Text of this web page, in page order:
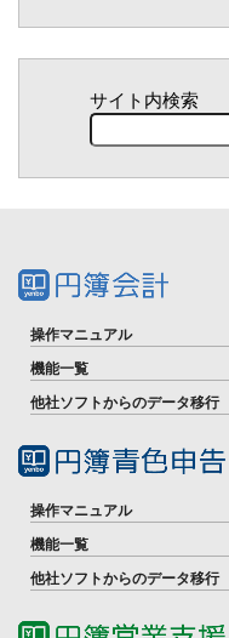
サイト内検索
操作マニュアル
機能一覧
他社ソフトからのデータ移行
操作マニュアル
機能一覧
他社ソフトからのデータ移行